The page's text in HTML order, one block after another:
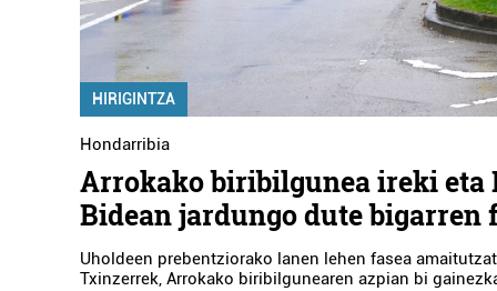
HIRIGINTZA
Hondarribia
Arrokako biribilgunea ireki eta
Bidean jardungo dute bigarren
Uholdeen prebentziorako lanen lehen fasea
Txinzerrek, Arrokako biribilgunearen azpian bi